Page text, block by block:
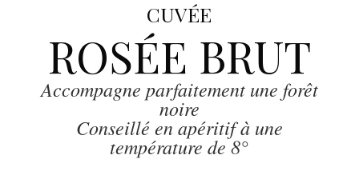
CUVÉE
ROSÉE BRUT
Accompagne parfaitement une forêt
noire
Conseillé en apéritif à une
température de 8°​